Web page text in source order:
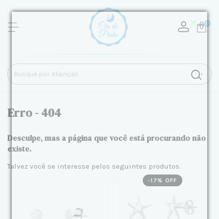
0
Erro - 404
Desculpe, mas a página que você está procurando não
existe.
Talvez você se interesse pelos seguintes produtos.
-17 % OFF